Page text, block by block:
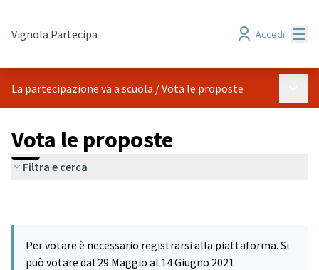
Vignola Partecipa Accedi
La partecipazione va a scuola /Vota le proposte
Vota le proposte
Filtra e cerca
Per votare è necessario registrarsi alla piattaforma. Si
può votare dal 29 Maggio al 14 Giugno 2021